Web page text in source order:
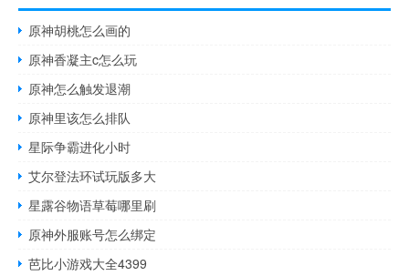
原神胡桃怎么画的
原神香凝主c怎么玩
原神怎么触发退潮
原神里该怎么排队
星际争霸进化小时
艾尔登法环试玩版多大
星露谷物语草莓哪里刷
原神外服账号怎么绑定
芭比小游戏大全4399